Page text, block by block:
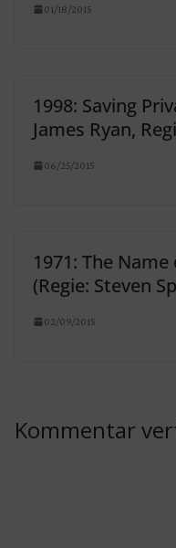
01/18/2015
1998: Saving
James Ryan,
06/25/2015
1971: The
(Regie: Steven
02/09/2015
Kommentar